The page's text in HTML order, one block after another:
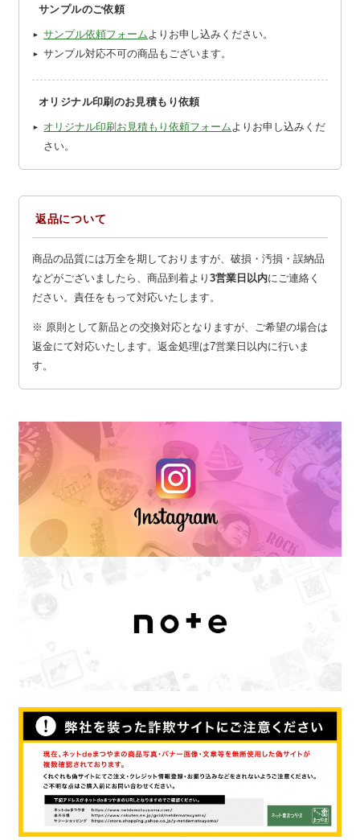
サンプルのご依頼
サンプル依頼フォームよりお申し込みください。
サンプル対応不可の商品もございます。
オリジナル印刷のお見積もり依頼
オリジナル印刷お見積もり依頼フォームよりお申し込みくだ
さい。
返品について
商品の品質には万全を期しておりますが、破損・汚損・誤納品
などがございましたら、商品到着より 3営業日以内にご連絡く
ださい。責任をもって対応いたします。
※ 原則として新品との交換対応となりますが、ご希望の場合は
返金にて対応いたします。返金処理は7営業日以内に行いま
す。